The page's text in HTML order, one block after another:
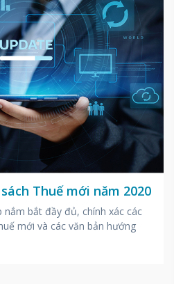
Thuế mới năm 2020
nắm bắt đầy đủ, chính xác các
mới và các văn bản hướng